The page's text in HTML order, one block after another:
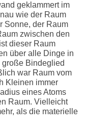
geklammert im
wie der Raum
Sonne, der Raum
zwischen den
dieser Raum
über alle Dinge in
Bindeglied
war Raum vom
Kleinen immer
eines Atoms
Raum. Vielleicht
als die materielle